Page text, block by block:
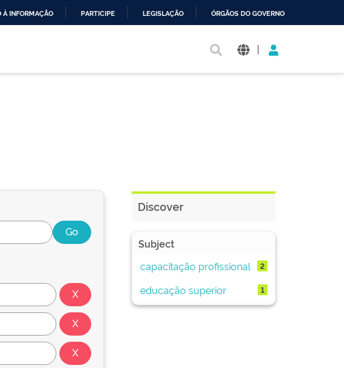
À INFORMAÇÃO PARTICIPE LEGISLAÇÃO ÓRGÃOS DO GOVERNO
|
Discover
Subject
capacitação profissional
2
educação superior 1